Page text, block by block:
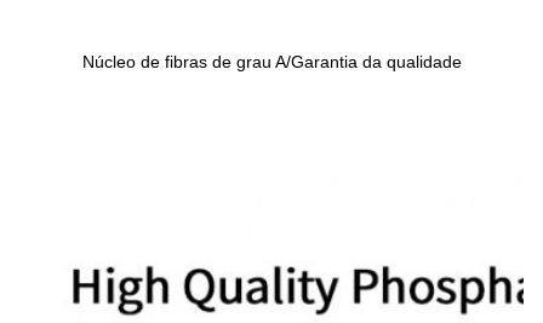
Núcleo de fibras de grau A/Garantia da qualidade